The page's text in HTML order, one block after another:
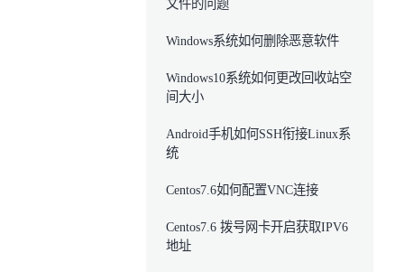
文件的问题
Windows系统如何删除恶意软件
Windows10系统如何更改回收站空
间大小
Android手机如何SSH衔接Linux系
统
Centos7.6如何配置VNC连接
Centos7.6 拨号网卡开启获取IPV6
地址